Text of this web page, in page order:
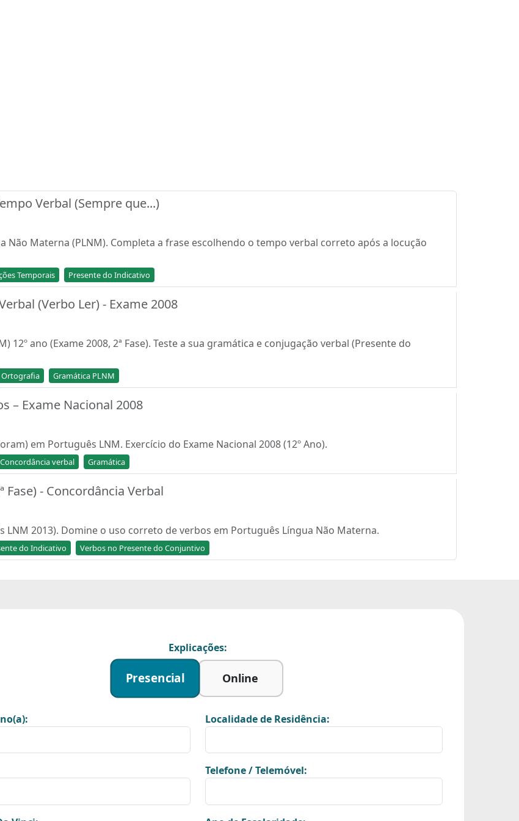
Verbal (Sempre que...)
Não Materna (PLNM). Completa a frase escolhendo o tempo verbal correto após a locução
Temporais Presente do Indicativo
(Verbo Ler) - Exame 2008
12º ano (Exame 2008, 2ª Fase). Teste a sua gramática e conjugação verbal (Presente do
Ortografia Gramática PLNM
– Exame Nacional 2008
em Português LNM. Exercício do Exame Nacional 2008 (12º Ano).
Concordância verbal Gramática
Fase) - Concordância Verbal
2013). Domine o uso correto de verbos em Português Língua Não Materna.
do Indicativo Verbos no Presente do Conjuntivo
Explicações:
Presencial Online
Localidade de Residência:
Telefone / Telemóvel: